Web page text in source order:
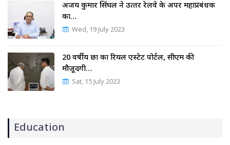
अजय कुमार सिंघल ने उत्‍तर रेलवे के अपर महाप्रबंधक
का…
Wed, 19 July 2023
20 वर्षीय छात्र का रियल एस्टेट पोर्टल, सीएम की
मौजूदगी…
Sat, 15 July 2023
Education